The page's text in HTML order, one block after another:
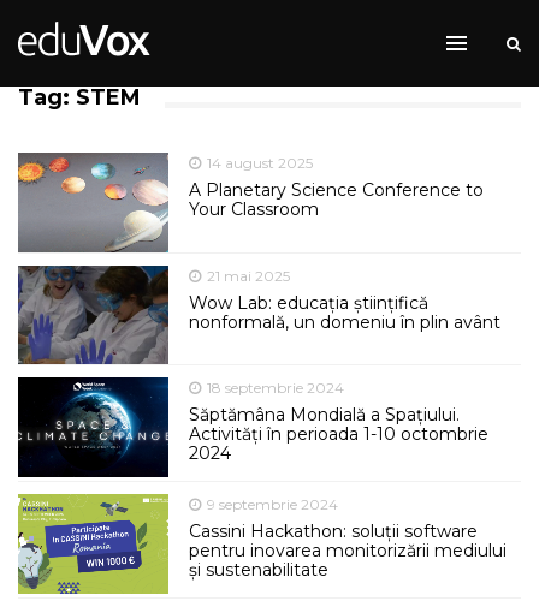
Tag: STEM
14 august 2025
A Planetary Science Conference to
Your Classroom
21 mai 2025
Wow Lab: educația științifică
nonformală, un domeniu în plin avânt
18 septembrie 2024
Săptămâna Mondială a Spațiului.
Activități în perioada 1-10 octombrie
2024
9 septembrie 2024
Cassini Hackathon: soluții software
pentru inovarea monitorizării mediului
și sustenabilitate